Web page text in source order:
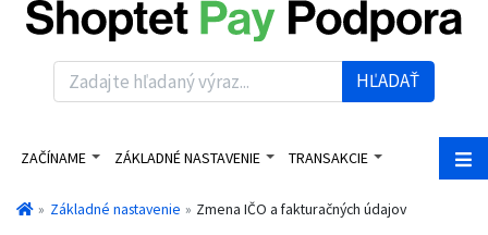
HĽADAŤ
ZAČÍNAME ZÁKLADNÉ NASTAVENIE TRANSAKCIE
Základné nastavenie Zmena IČO a fakturačných údajov